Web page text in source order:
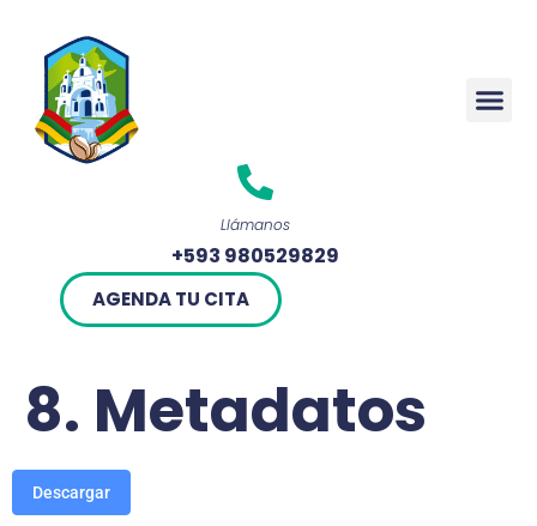
Llámanos
+593 980529829
AGENDA TU CITA
8. Metadatos
Descargar